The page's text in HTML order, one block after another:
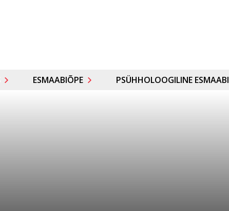
ESMAABIÕPE PSÜHHOLOOGILINE ESMAABI